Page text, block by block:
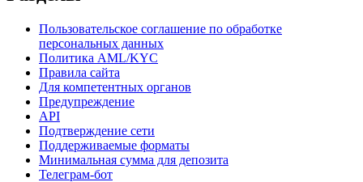
Пользовательское соглашение по обработке
персональных данных
Политика AML/KYC
Правила сайта
Для компетентных органов
Предупреждение
API
Подтверждение сети
Поддерживаемые форматы
Минимальная сумма для депозита
Телеграм-бот